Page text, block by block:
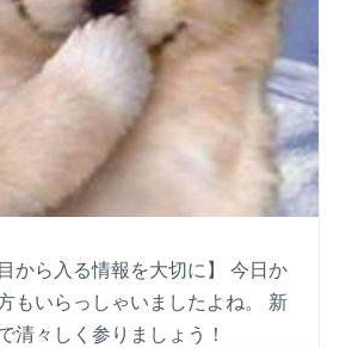
から入る情報を大切に】 今日か
もいらっしゃいましたよね。 新
清々しく参りましょう！